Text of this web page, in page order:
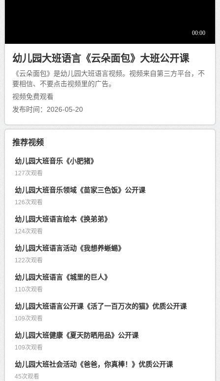
幼儿园大班语言《云朵面包》大班公开课
《云朵面包》是幼儿园大班语言视频。视频来自第三方平台，不
要相信、不要点击视频里的广告。
视频免费观看
发布时间：2026-05-20
推荐视频
幼儿园大班音乐《小肥猪》
127次观看
幼儿园大班音乐领域《苗家三色饭》公开课
126次观看
幼儿园大班语言绘本《换弟弟》
124次观看
幼儿园大班语言活动《我想养蜥蜴》
122次观看
幼儿园大班语言《城里的巨人》
110次观看
幼儿园大班语言公开课《活了一百万次的猫》优质公开课
109次观看
幼儿园大班健康《夏天防晒用品》公开课
109次观看
幼儿园大班社会活动《爸爸，你真棒！》优质公开课
45次观看